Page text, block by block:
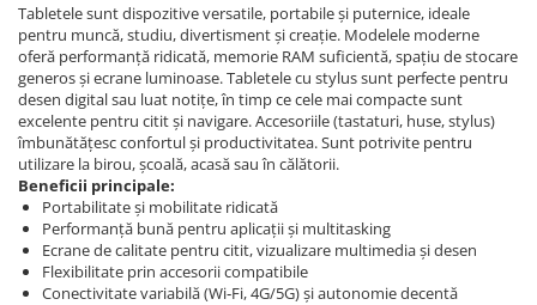
Tabletele sunt dispozitive versatile, portabile și puternice, ideale
pentru muncă, studiu, divertisment și creație. Modelele moderne
oferă performanță ridicată, memorie RAM suficientă, spațiu de stocare
generos și ecrane luminoase. Tabletele cu stylus sunt perfecte pentru
desen digital sau luat notițe, în timp ce cele mai compacte sunt
excelente pentru citit și navigare. Accesoriile (tastaturi, huse, stylus)
îmbunătățesc confortul și productivitatea. Sunt potrivite pentru
utilizare la birou, școală, acasă sau în călătorii.
Beneficii principale:
Portabilitate și mobilitate ridicată
Performanță bună pentru aplicații și multitasking
Ecrane de calitate pentru citit, vizualizare multimedia și desen
Flexibilitate prin accesorii compatibile
Conectivitate variabilă (Wi‑Fi, 4G/5G) și autonomie decentă